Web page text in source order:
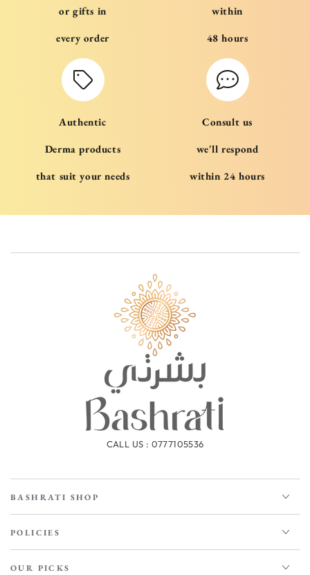
or gifts in
every order
within
48 hours
Authentic
Derma products
that suit your needs
Consult us
we'll respond
within 24 hours
CALL US : 0777105536
BASHRATI SHOP
POLICIES
OUR PICKS